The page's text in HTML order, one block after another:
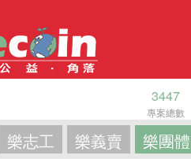
3447
專案總數
樂志工 樂義賣 樂團體